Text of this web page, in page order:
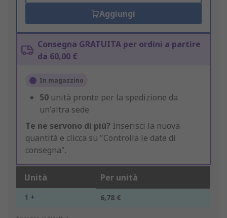
Aggiungi
Consegna GRATUITA per ordini a partire
da 60,00 €
In magazzino
50 unità pronte per la spedizione da
un'altra sede
Te ne servono di più? Inserisci la nuova
quantità e clicca su "Controlla le date di
consegna".
Unità Per unità
1 + 6,78 €